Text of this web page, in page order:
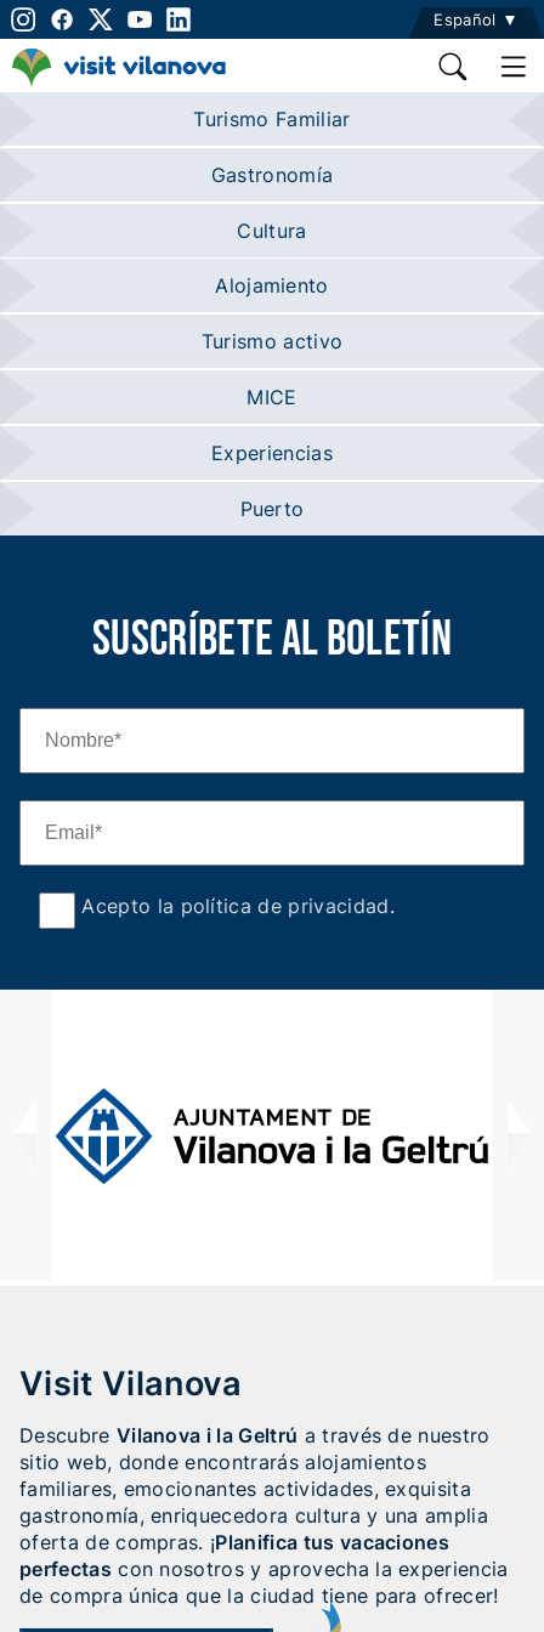
Español
Turismo Familiar
Gastronomía
Cultura
Alojamiento
Turismo activo
MICE
Experiencias
Puerto
Suscríbete al boletín
Acepto la política de privacidad.
Visit Vilanova
Descubre Vilanova i la Geltrú a través de nuestro
sitio web, donde encontrarás alojamientos
familiares, emocionantes actividades, exquisita
gastronomía, enriquecedora cultura y una amplia
oferta de compras. ¡Planifica tus vacaciones
perfectas con nosotros y aprovecha la experiencia
de compra única que la ciudad tiene para ofrecer!